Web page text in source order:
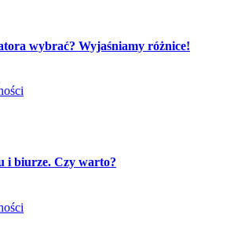
wybrać? Wyjaśniamy różnice!
i biurze. Czy warto?